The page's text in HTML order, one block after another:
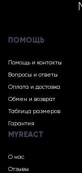
ПОМОЩЬ
Помощь и контакты
Вопросы и ответы
Оплата и доставка
Обмен и возврат
Таблица размеров
Гарантия
MYREACT
О нас
Отзывы